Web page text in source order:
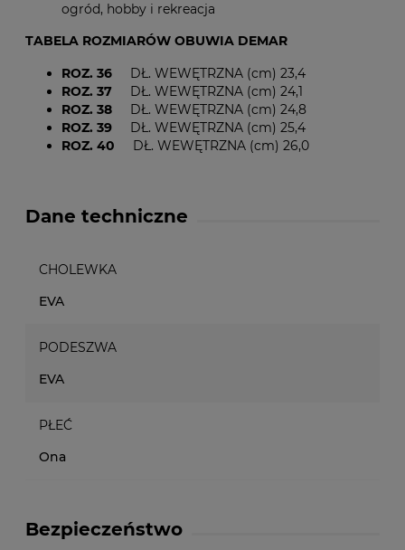
ogród, hobby i rekreacja
TABELA ROZMIARÓW OBUWIA DEMAR
ROZ. 36
DŁ. WEWĘTRZNA (cm) 23,4
ROZ. 37 DŁ. WEWĘTRZNA (cm) 24,1
ROZ. 38
DŁ. WEWĘTRZNA (cm) 24,8
ROZ. 39
DŁ. WEWĘTRZNA (cm) 25,4
ROZ. 40
DŁ. WEWĘTRZNA (cm) 26,0
Dane techniczne
CHOLEWKA
EVA
PODESZWA
EVA
PŁEĆ
Ona
Bezpieczeństwo